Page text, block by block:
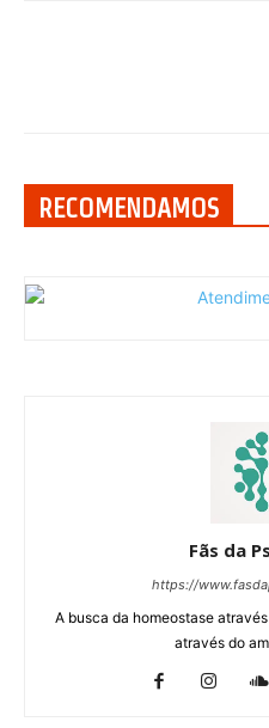
RECOMENDAMOS
Fãs da
https://
A busca da homeostase
através do